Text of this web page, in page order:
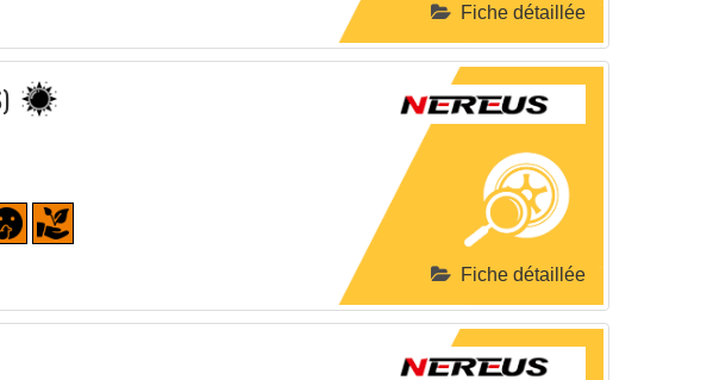
Fiche détaillée
Fiche détaillée